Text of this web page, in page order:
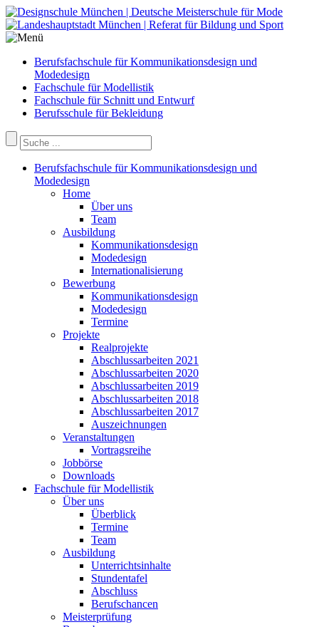
Berufsfachschule für Kommunikationsdesign und
Modedesign
Fachschule für Modellistik
Fachschule für Schnitt und Entwurf
Berufsschule für Bekleidung
Berufsfachschule für Kommunikationsdesign und
Modedesign
Home
Über uns
Team
Ausbildung
Kommunikationsdesign
Modedesign
Internationalisierung
Bewerbung
Kommunikationsdesign
Modedesign
Termine
Projekte
Realprojekte
Abschlussarbeiten 2021
Abschlussarbeiten 2020
Abschlussarbeiten 2019
Abschlussarbeiten 2018
Abschlussarbeiten 2017
Auszeichnungen
Veranstaltungen
Vortragsreihe
Jobbörse
Downloads
Fachschule für Modellistik
Über uns
Überblick
Termine
Team
Ausbildung
Unterrichtsinhalte
Stundentafel
Abschluss
Berufschancen
Meisterprüfung